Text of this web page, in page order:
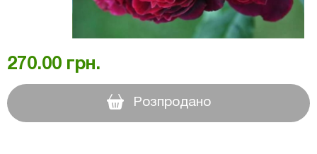
270.00 грн.
Розпродано